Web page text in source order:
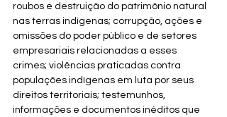
roubos e destruição do patrimônio natural
nas terras indígenas; corrupção, ações e
omissões do poder público e de setores
empresariais relacionadas a esses
crimes; violências praticadas contra
populações indígenas em luta por seus
direitos territoriais; testemunhos,
informações e documentos inéditos que